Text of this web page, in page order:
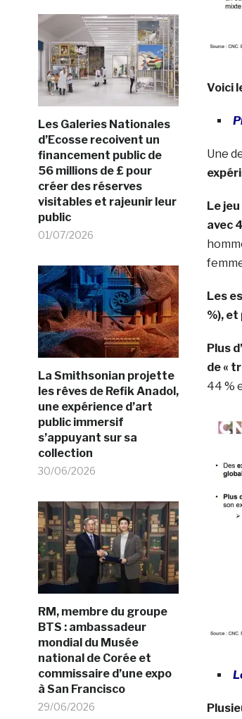
Les Galeries Nationales
d’Ecosse recoivent un
financement public de
56 millions de £ pour
créer des réserves
visitables et rajeunir leur
public
01/07/2026
La Smithsonian projette
les rêves de Refik Anadol,
une expérience d’art
public immersif
s’appuyant sur sa
collection
30/06/2026
RM, membre du groupe
BTS : ambassadeur
mondial du Musée
national de Corée et
commissaire d’une expo
à San Francisco
29/06/2026
Voici
Une
Le
avec
Les
%),
Plus
de «
44 %